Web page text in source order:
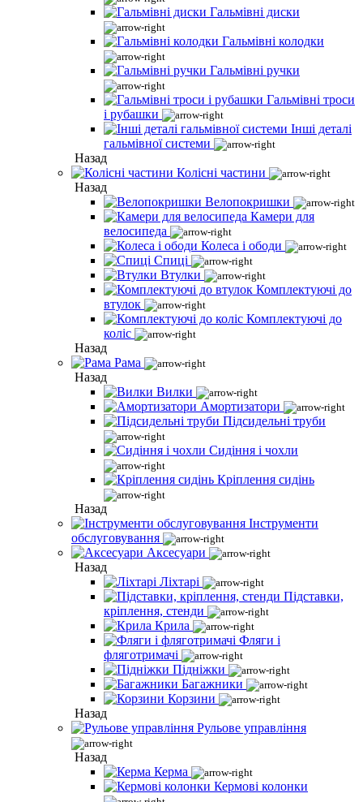
Гальмівні диски
Гальмівні колодки
Гальмівні ручки
Гальмівні троси
і рубашки
Інші деталі
гальмівної системи
Назад
Колісні частини
Назад
Велопокришки
Камери для
велосипеда
Колеса і ободи
Спиці
Втулки
Комплектуючі до
втулок
Комплектуючі до
коліс
Назад
Рама
Назад
Вилки
Амортизатори
Підсидельні труби
Сидіння і чохли
Кріплення сидінь
Назад
Інструменти
обслуговування
Аксесуари
Назад
Ліхтарі
Підставки,
кріплення, стенди
Крила
Фляги і
фляготримачі
Підніжки
Багажники
Корзини
Назад
Рульове управління
Назад
Керма
Кермові колонки